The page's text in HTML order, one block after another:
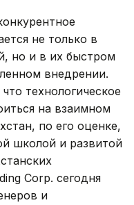
не только в
но и в их быстром
внедрении.
технологическое
на взаимном
по его оценке,
школой и развитой
Corp. сегодня
и